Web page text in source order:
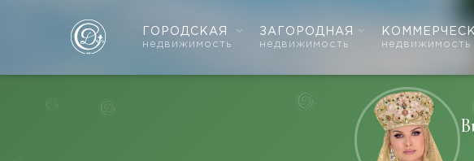
ГОРОДСКАЯ
недвижимость
ЗАГОРОДНАЯ
недвижимость недвижимость